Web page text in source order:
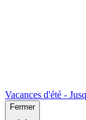
Vacances d'été -
Fermer